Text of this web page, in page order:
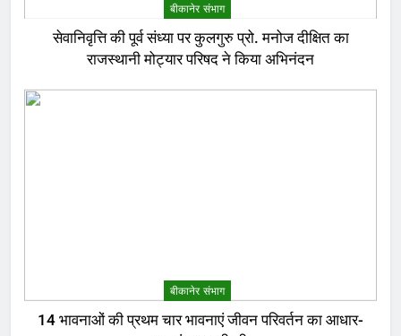
बीकानेर संभाग
सेवानिवृत्ति की पूर्व संध्या पर कुलगुरु प्रो. मनोज दीक्षित का
राजस्थानी मोट्यार परिषद ने किया अभिनंदन
बीकानेर संभाग
14 भावनाओं की प्रथम चार भावनाएं जीवन परिवर्तन का आधार-